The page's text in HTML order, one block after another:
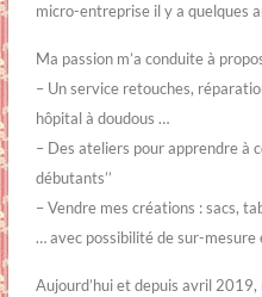
micro-entreprise il y a quelques
Ma passion m’a conduite à
– Un service retouches,
hôpital à doudous …
– Des ateliers pour apprendre à
débutants’’
– Vendre mes créations : sacs,
… avec possibilité de sur-mesure
Aujourd’hui et depuis avril